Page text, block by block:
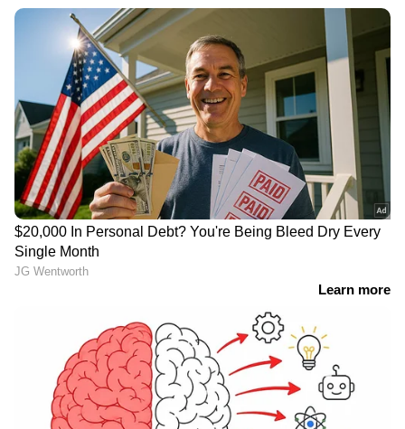
Image Credit :Getty
കൊഴുപ്പിനെ ഇല്ലാതാക്കുന്നു
ദിവസവും ബദാം കഴിക്കുന്നതിലൂടെ
കൊഴുപ്പിനെ ഇല്ലാതാക്കാൻ സാധിക്കും.
മെറ്റാബോളിസത്തെ പിന്തുണയ്ക്കാനും ഇത്
കഴിക്കുന്നത് ഗുണകരമാണ്.